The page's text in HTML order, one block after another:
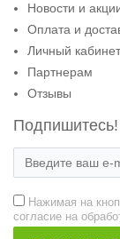
Новости и
Оплата и
Личный кабинет
Партнерам
Отзывы
Нажимая на
согласие на